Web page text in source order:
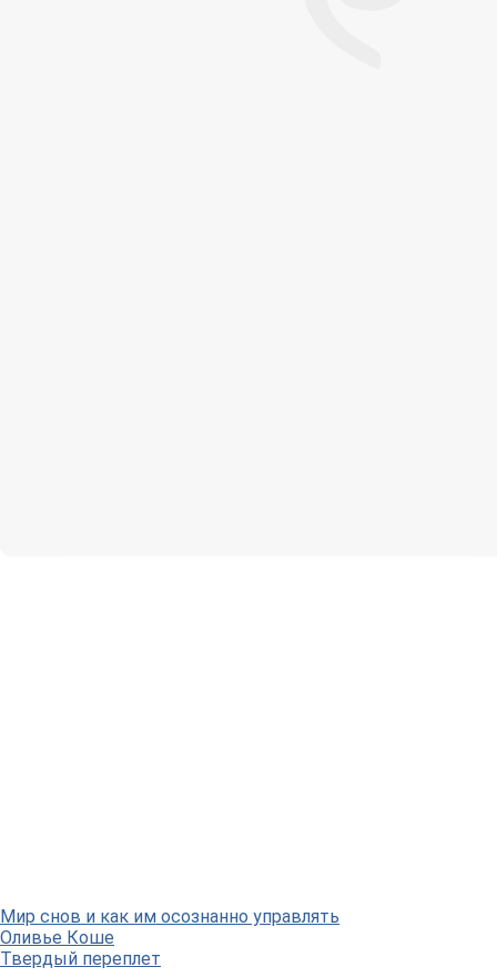
Мир снов и как им осознанно управлять
Оливьe Коше
Твердый переплет